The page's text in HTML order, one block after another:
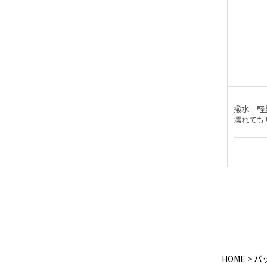
撥水｜
濡れて
HOME バ